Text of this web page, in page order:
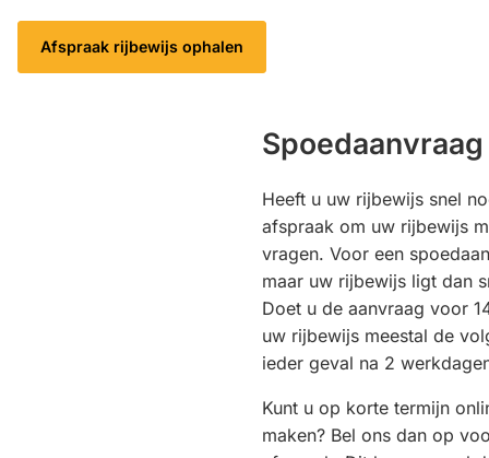
Afspraak rijbewijs ophalen
Spoedaanvraag
Heeft u uw rijbewijs snel
afspraak om uw rijbewijs
vragen. Voor een
maar uw rijbewijs ligt dan
Doet u de aanvraag voor
uw rijbewijs meestal de
ieder geval na 2
Kunt u op korte termijn
maken? Bel ons dan op